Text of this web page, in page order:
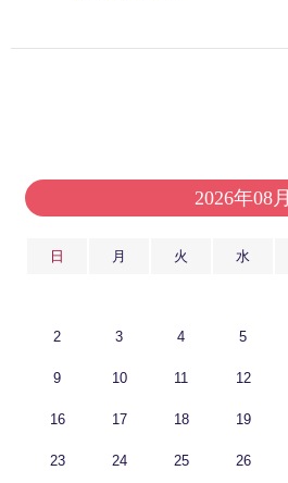
2026年08月
日 月 火 水
2 3 4 5
9 10 11 12
16 17 18 19
23 24 25 26